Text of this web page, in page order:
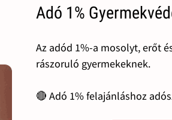
Adó 1%
Az adód 1%-a mosolyt, erőt
rászoruló gyermekeknek.
🔴 Adó 1% felajánláshoz